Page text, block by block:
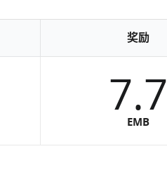
奖励
7.7
EMB